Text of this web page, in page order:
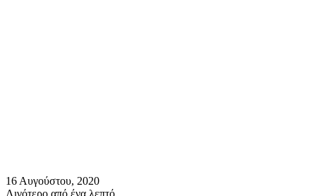
16 Αυγούστου, 2020
Λιγότερο από ένα λεπτό